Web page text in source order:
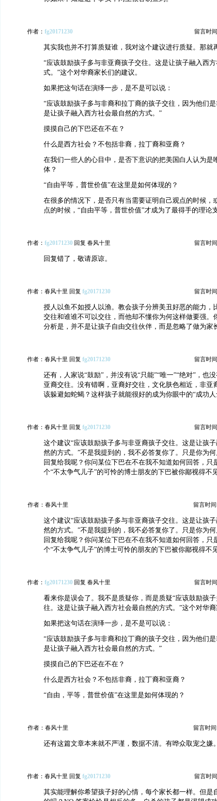
作者： fg20171230 留言时
其实我也并不打算质疑谁，我对这个建议进行质疑。那就
“应该鼓励孩子多与非亚裔孩子交往。这是让孩子融入西
式。”这个对华裔家长们的建议。
如果把这句话在演绎一步，是不是可以说：
“应该鼓励孩子多与非裔和拉丁裔的孩子交往，因为他们
是让孩子融入西方社会最自然的方式。”
摸摸自己的下巴还在不在？
什么是西方社会？不包括非裔，拉丁裔和亚裔？
在我们一些人的心目中，是否下意识的把美国白人认为是
体？
“自由平等，普世价值”在这里是如何体现的？
在很多的情况下，是否只有当需要证明自己观点的时候，
点的时候，“自由平等，普世价值”才成为了最得手的理论
作者： fg20171230 回复 春风十里 留言时
回复错了，敬请原谅。
作者：春风十里 回复 fg20171230 留言时
授人以鱼不如授人以渔。教会孩子分辨美丑好恶的能力，
交往和谁谁不可以交往，而他却不懂你为何这样做要强。
分析是，并不是让孩子自由交往伙伴，而是忽略了做为家
作者：春风十里 回复 fg20171230 留言时
还有，人家说“鼓励”，并没有说“只能”“唯一”“绝对”，也
亚裔交往。没有错啊，亚裔好交往，文化肤色相近，非亚
该躲避如蛇蝎？这样孩子就能很好的成为你眼中的“成功人
作者：春风十里 回复 fg20171230 留言时
这个建议“应该鼓励孩子多与非亚裔孩子交往。这是让孩
然的方式。”不是我提到的，我不必答复你了。只是你为
回复给我呢？你问某位下巴在不在我不知道如何回答，只
个“不太争气儿子”的可怜的博士朋友的下巴被你鄙视得不
作者：春风十里 留言时间
这个建议“应该鼓励孩子多与非亚裔孩子交往。这是让孩
然的方式。”不是我提到的，我不必答复你了。只是你为
回复给我呢？你问某位下巴在不在我不知道如何回答，只
个“不太争气儿子”的博士可怜的朋友的下巴被你鄙视得不
作者： fg20171230 回复 春风十里 留言时
看来你是误会了。我不是质疑你，而是质疑“应该鼓励孩
往。这是让孩子融入西方社会最自然的方式。”这个对华
如果把这句话在演绎一步，是不是可以说：
“应该鼓励孩子多与非裔和拉丁裔的孩子交往，因为他们
是让孩子融入西方社会最自然的方式。”
摸摸自己的下巴还在不在？
什么是西方社会？不包括非裔，拉丁裔和亚裔？
“自由，平等，普世价值”在这里是如何体现的？
作者：春风十里 留言时间
还有这篇文章本来就不严谨，数据不清。有哗众取宠之嫌
作者：春风十里 回复 fg20171230 留言时
其实能理解你希望孩子好的心情，每个家长都一样。但是